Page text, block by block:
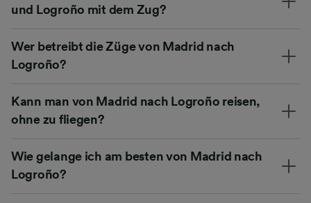
und Logroño mit dem Zug?
Wer betreibt die Züge von Madrid nach
Logroño?
Kann man von Madrid nach Logroño reisen,
ohne zu fliegen?
Wie gelange ich am besten von Madrid nach
Logroño?